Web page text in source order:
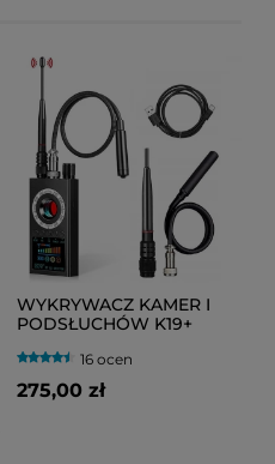
WYKRYWACZ KAMER I
PODSŁUCHÓW K19+
FI, RF, IR)16 ocen
275,00 zł